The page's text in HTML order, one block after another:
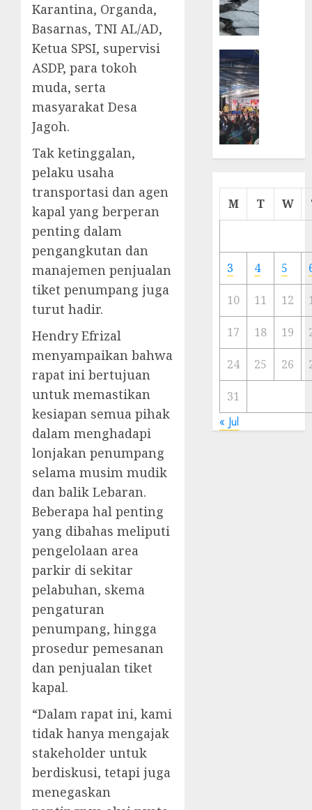
Karantina, Organda,
Basarnas, TNI AL/AD,
Ketua SPSI, supervisi
ASDP, para tokoh
muda, serta
masyarakat Desa
Jagoh.
Tak ketinggalan,
pelaku usaha
transportasi dan agen
kapal yang berperan
penting dalam
pengangkutan dan
manajemen penjualan
tiket penumpang juga
turut hadir.
Hendry Efrizal
menyampaikan bahwa
rapat ini bertujuan
untuk memastikan
kesiapan semua pihak
dalam menghadapi
lonjakan penumpang
selama musim mudik
dan balik Lebaran.
Beberapa hal penting
yang dibahas meliputi
pengelolaan area
parkir di sekitar
pelabuhan, skema
pengaturan
penumpang, hingga
prosedur pemesanan
dan penjualan tiket
kapal.
“Dalam rapat ini, kami
tidak hanya mengajak
stakeholder untuk
berdiskusi, tetapi juga
menegaskan
Cermin
Ibu
Kota
23/11/
M T W
3 4 5
10 11 12
17 18 19
24 25 26
31
« Jul